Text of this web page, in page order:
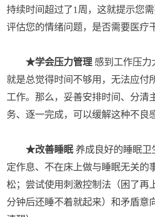
持续时间超过了1周，这就提示您
评估您的情绪问题，是否需要医疗
★学会压力管理 感到工作压力
就是总觉得时间不够用，无法应付
工作。那么，妥善安排时间、分清
务、逐一完成，可以缓解这种不良
★改善睡眠 养成良好的睡眠卫
定作息、不在床上做与睡眠无关的
松；尝试使用刺激控制法（困了再
分钟后还睡不着就起来）和矛盾意